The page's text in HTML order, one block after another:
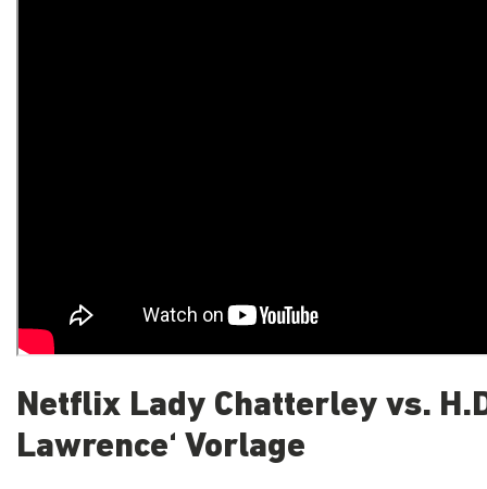
Netflix Lady Chatterley vs.
Lawrence‘ Vorlage